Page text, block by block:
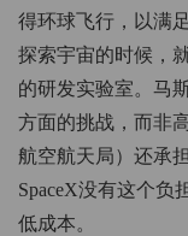
得环球飞行，以满
探索宇宙的时候，
的研发实验室。马
方面的挑战，而非
航空航天局）还承
SpaceX没有这个负
低成本。